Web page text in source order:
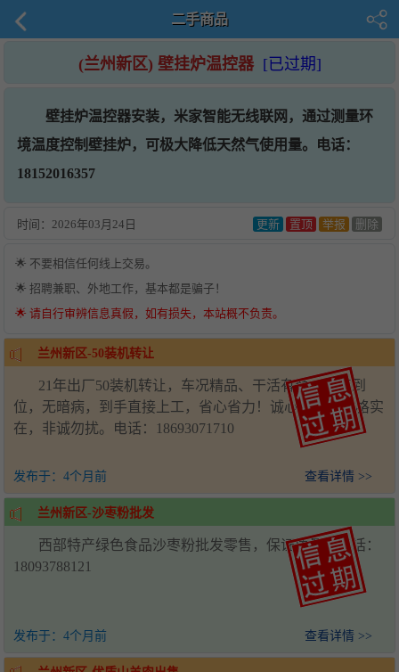
二手商品
(兰州新区) 壁挂炉温控器 [已过期]
壁挂炉温控器安装，米家智能无线联网，通过测量环
境温度控制壁挂炉，可极大降低天然气使用量。电话：
18152016357
时间： 2026年03月24日 更新 置顶 举报 删除
🌟 不要相信任何线上交易。
🌟 招聘兼职、外地工作，基本都是骗子！
🌟 请自行审辨信息真假，如有损失，本站概不负责。
兰州新区-50装机转让
21年出厂50装机转让，车况精品、干活有劲，保养到
位，无暗病，到手直接上工，省心省力！诚心转让，价格实
在，非诚勿扰。电话：18693071710
发布于： 4个月前 查看详情 >>
兰州新区-沙枣粉批发
西部特产绿色食品沙枣粉批发零售，保证质量。电话：
18093788121
发布于： 4个月前 查看详情 >>